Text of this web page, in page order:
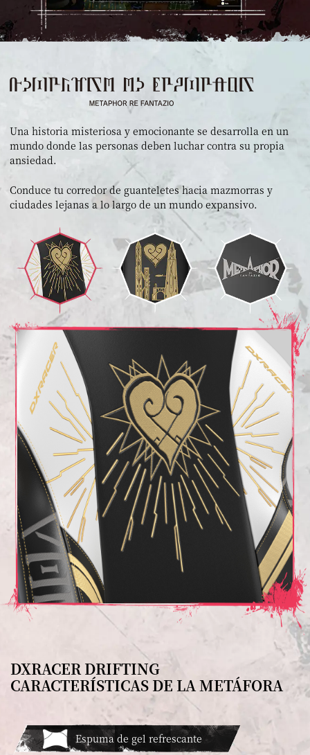
Una historia misteriosa y emocionante se desarrolla en un
mundo donde las personas deben luchar contra su propia
ansiedad.
Conduce tu corredor de guanteletes hacia mazmorras y
ciudades lejanas a lo largo de un mundo expansivo.
DXRACER DRIFTING
CARACTERÍSTICAS DE LA METÁFORA
Espuma de gel refrescante